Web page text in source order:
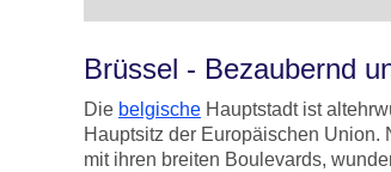
Brüssel - Bezaubernd
Die belgische Hauptstadt ist
Hauptsitz der Europäischen Union.
mit ihren breiten Boulevards,